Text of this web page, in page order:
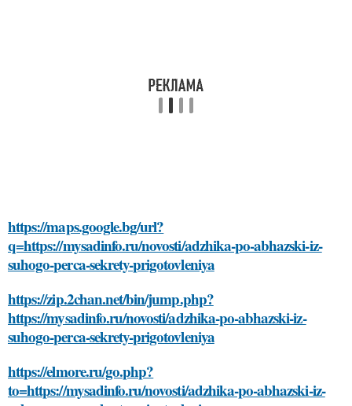
https://maps.google.bg/url?
q=https://mysadinfo.ru/novosti/adzhika-po-abhazski-iz-
suhogo-perca-sekrety-prigotovleniya
https://zip.2chan.net/bin/jump.php?
https://mysadinfo.ru/novosti/adzhika-po-abhazski-iz-
suhogo-perca-sekrety-prigotovleniya
https://elmore.ru/go.php?
to=https://mysadinfo.ru/novosti/adzhika-po-abhazski-iz-